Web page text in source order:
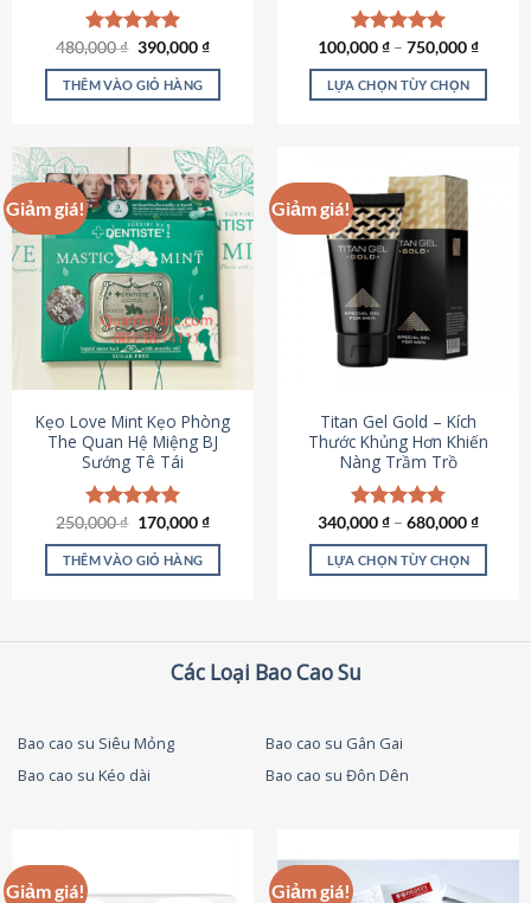
sản
phẩm
sản
phẩm
Được xếp
hạng5.00
5 sao
480,000₫ Giá
là:
480,000 ₫.
390,000₫Giá
tại
THÊM VÀO GIỎ HÀNG
Được xếp
hạng5.00
5 sao
100,000₫ – 750,000₫
LỰA CHỌN TÙY CHỌN
có
nhiều
biến
tùy
chọn
có
chọn
trên
trang
sản
phẩm
Giảm giá!
Kẹo Love Mint Kẹo Phòng
The Quan Hệ Miệng BJ
Sướng Tê Tái
Được xếp
hạng5.00
5 sao
250,000₫ Giá
là:
250,000 ₫.
170,000₫Giá
tại
THÊM VÀO GIỎ HÀNG
Giảm giá!
Titan Gel Gold – Kích
Thước Khủng Hơn Khiến
Nàng Trầm Trồ
Được xếp
hạng4.79
5 sao
340,000₫ – 680,000₫
LỰA CHỌN TÙY CHỌN
thể.
tùy
thể
được
Các Loại Bao Cao Su
Bao cao su Siêu Mỏng
Bao cao su Gân Gai
Bao cao su Kéo dài
Bao cao su Đôn Dên
Giảm giá! Giảm giá!